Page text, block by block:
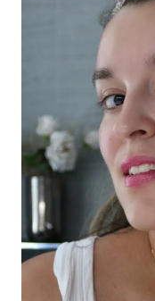
SLECHTE
ERVARING
BIJ